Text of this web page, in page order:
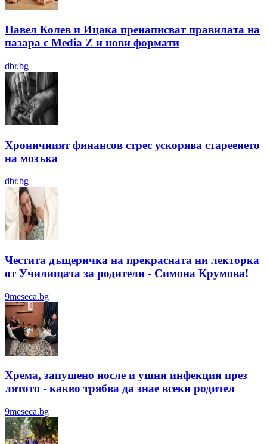
Павел Колев и Ицака пренаписват правилата на
пазара с Media Z и нови формати
dbr.bg
Хроничният финансов стрес ускорява стареенето
на мозъка
dbr.bg
Честита дъщеричка на прекрасната ни лекторка
от Училищата за родители - Симона Крумова!
9meseca.bg
Хрема, запушено носле и ушни инфекции през
лятотo - какво трябва да знае всеки родител
9meseca.bg